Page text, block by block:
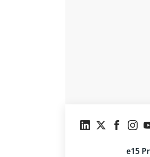
e15